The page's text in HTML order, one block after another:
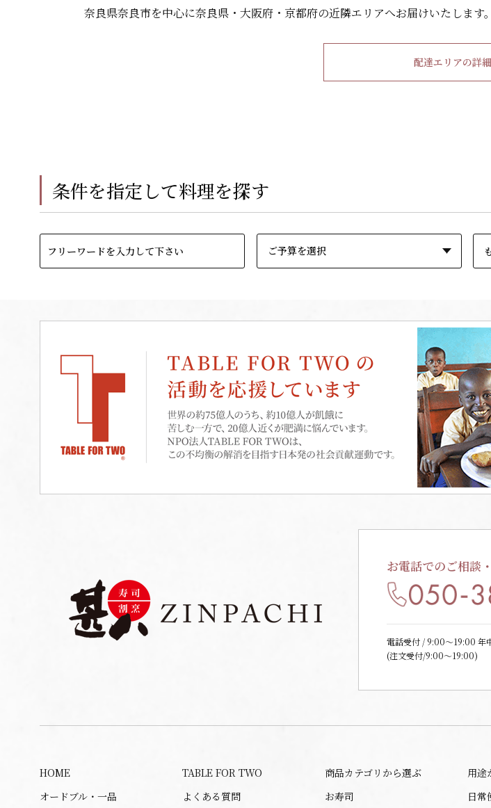
奈良県奈良市を中心に奈良県・大阪府・京都府の近隣エリアへお届けいたします。
配達エリアの詳
条件を指定して料理を探す
お電話でのご相談
電話受付 / 9:00〜19:00 年
(注文受付/9:00～19:00)
HOME
オードブル・一品
TABLE FOR TWO
よくある質問
商品カテゴリから選ぶ
お寿司
用途
日常